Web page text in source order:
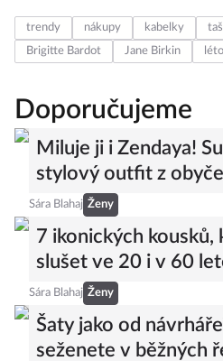
trendy nákupy kabelky
Brigitte Bardot
Jane Birkin
Doporučujeme
Miluje ji i Zendaya!
stylový outfit z
Sára Blahaj Ženy
7 ikonických kousků,
slušet ve 20 i v 60
Sára Blahaj Ženy
Šaty jako od
seženete v běžných